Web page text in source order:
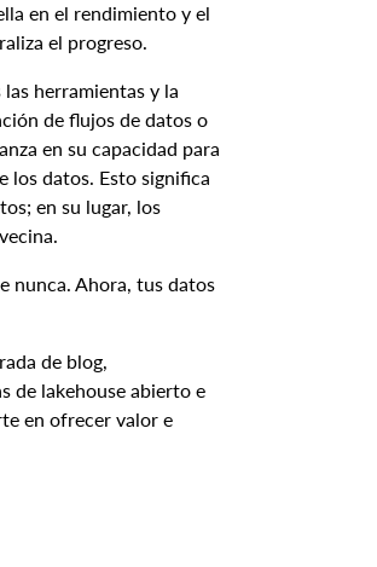
en el rendimiento y el
el progreso.
herramientas y la
de flujos de datos o
en su capacidad para
los datos. Esto significa
en su lugar, los
nunca. Ahora, tus datos
de blog,
de lakehouse abierto e
en ofrecer valor e